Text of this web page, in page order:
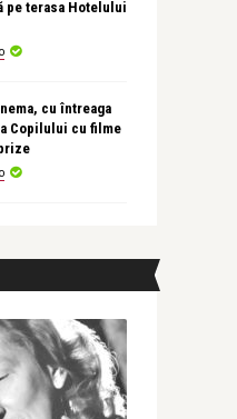
pe terasa Hotelului
cu întreaga
Copilului cu filme